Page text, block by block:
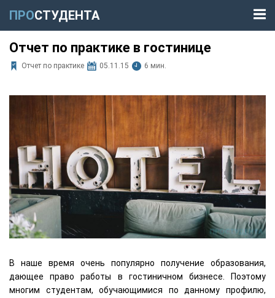
ПРОСТУДЕНТА
Отчет по практике в гостинице
Отчет по практике 05.11.15 6 мин.
В наше время очень популярно получение образования,
дающее право работы в гостиничном бизнесе. Поэтому
многим студентам, обучающимися по данному профилю,